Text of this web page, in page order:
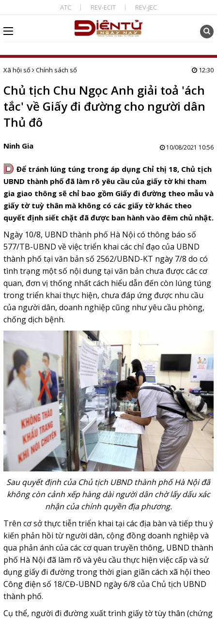
ATC REV-ECIT REV-JEC
Xã hội số Chính sách số 12:30
Chủ tịch Chu Ngọc Anh giải toả 'ách
tắc' về Giấy đi đường cho người dân
Thủ đô
Ninh Gia 10/08/2021 10:56
D Để tránh lúng túng trong áp dụng Chỉ thị 18, Chủ tịch
UBND thành phố đã làm rõ yêu cầu của giấy tờ khi tham
gia giao thông sẽ chỉ bao gồm Giấy đi đường theo mẫu và
giấy tờ tuỳ thân mà không có các giấy tờ khác theo
quyết định siết chặt đã được ban hành vào đêm chủ nhật.
Ngày 10/8, UBND thành phố Hà Nội có thông báo số
577/TB-UBND về việc triển khai các chỉ đạo của UBND
thành phố tại văn bản số 2562/UBND-KT ngày 7/8 do có
tình trạng một số nội dung tại văn bản chưa được các cơ
quan, đơn vị thống nhất cách hiểu dẫn đến còn lúng túng
trong triển khai thực hiện, chưa đáp ứng được nhu cầu
của người dân, doanh nghiệp cũng như yêu cầu phòng,
chống dịch bệnh.
Sau quyết định của Chủ tịch UBND thành phố Hà Nội đã
không còn cảnh xếp hàng dài người dân chờ lấy dấu xác
nhận của chính quyền địa phương.
Trên cơ sở thực tiễn triển khai tại các địa bàn và tiếp thu ý
kiến phản hồi từ người dân, cộng đồng doanh nghiệp và
qua phản ánh của các cơ quan truyền thông, UBND thành
phố Hà Nội đã làm rõ và yêu cầu thực hiện việc cấp và sử
dụng giấy đi đường trong thời gian giãn cách xã hội theo
Công điện số 18/CĐ-UBND ngày 6/8 của Chủ tịch UBND
thành phố.
Cụ thể, người đi đường xuất trình giấy tờ tùy thân (chứng